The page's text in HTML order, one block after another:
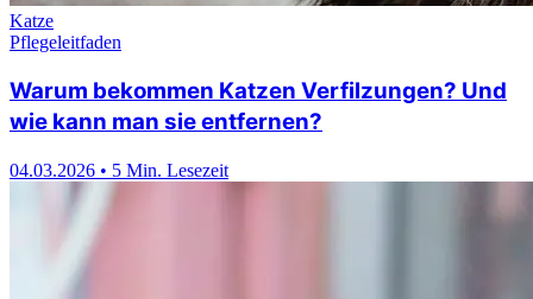
Katze
Pflegeleitfaden
Warum bekommen Katzen Verfilzungen? Und
wie kann man sie entfernen?
04.03.2026 • 5 Min. Lesezeit